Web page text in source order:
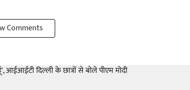
Comments